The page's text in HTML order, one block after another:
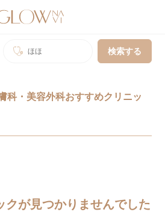
ほほ 検索する
科・美容外科おすすめクリニッ
クが見つかりませんでした